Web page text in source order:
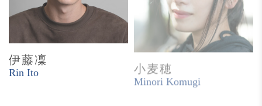
伊藤凜
Rin Ito
小麦穂
Minori Komugi